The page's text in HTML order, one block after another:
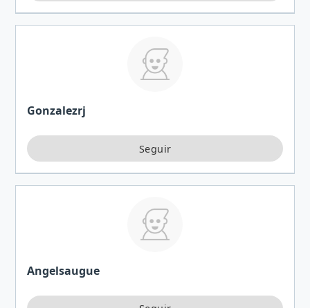
Gonzalezrj
Angelsaugue